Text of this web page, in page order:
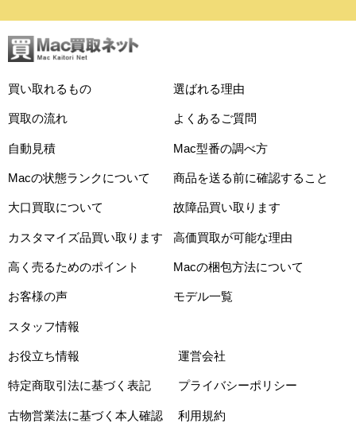
買い取れるもの 選ばれる理由
買取の流れ よくあるご質問
自動見積 Mac型番の調べ方
Macの状態ランクについて 商品を送る前に確認すること
大口買取について 故障品買い取ります
カスタマイズ品買い取ります 高価買取が可能な理由
高く売るためのポイント Macの梱包方法について
お客様の声 モデル一覧
スタッフ情報
お役立ち情報 運営会社
特定商取引法に基づく表記 プライバシーポリシー
古物営業法に基づく本人確認 利用規約